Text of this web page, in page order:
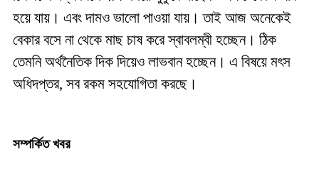
হয়ে যায়। এবং দামও ভালো পাওয়া যায়। তাই আজ অনেকেই
বেকার বসে না থেকে মাছ চাষ করে স্বাবলম্বী হচ্ছেন। ঠিক
তেমনি অর্থনৈতিক দিক দিয়েও লাভবান হচ্ছেন। এ বিষয়ে মৎস
অধিদপ্তর, সব রকম সহযোগিতা করছে।
সম্পর্কিত খবর